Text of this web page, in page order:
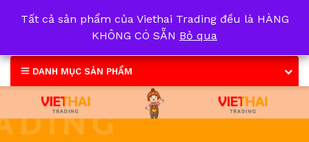
DANH MỤC SẢN PHẨM
Tất cả sản phẩm của Viethai Trading đều là HÀNG
KHÔNG CÓ SẴN Bỏ qua